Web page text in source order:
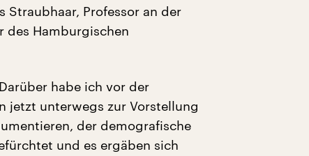
Straubhaar, Professor an der
des Hamburgischen
habe ich vor der
jetzt unterwegs zur Vorstellung
der demografische
und es ergäben sich